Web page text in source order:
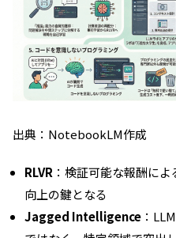
出典：NotebookLM作成
RLVR ：検証可能な報酬に
向上の鍵となる
Jagged Intelligence ：